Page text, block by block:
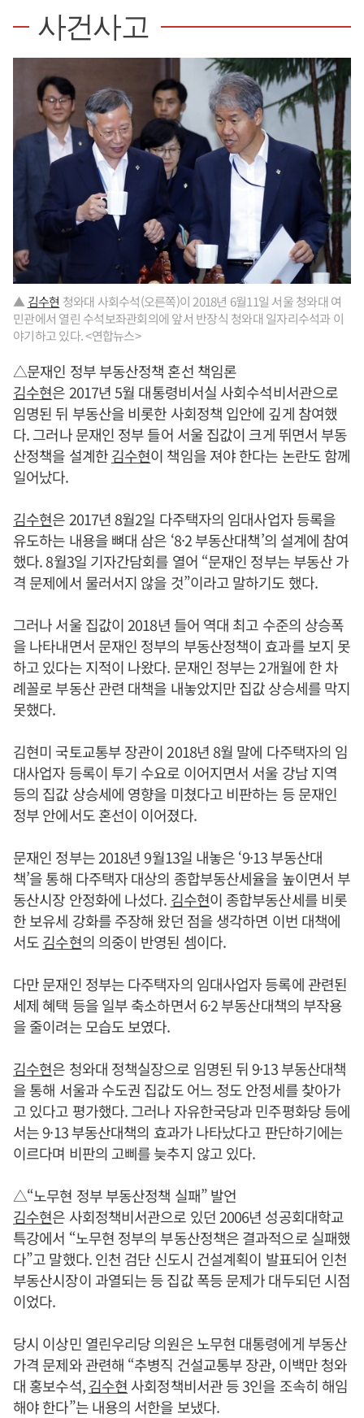
사건사고
▲ 김수현 청와대 사회수석(오른쪽)이 2018년 6월11일 서울 청와대 여
민관에서 열린 수석보좌관회의에 앞서 반장식 청와대 일자리수석과 이
야기하고 있다. <연합뉴스>
△문재인 정부 부동산정책 혼선 책임론
김수현은 2017년 5월 대통령비서실 사회수석비서관으로
임명된 뒤 부동산을 비롯한 사회정책 입안에 깊게 참여했
다. 그러나 문재인 정부 들어 서울 집값이 크게 뛰면서 부동
산정책을 설계한김수현이 책임을 져야 한다는 논란도 함께
일어났다.
김수현은 2017년 8월2일 다주택자의 임대사업자 등록을
유도하는 내용을 뼈대 삼은 ‘8·2 부동산대책’의 설계에 참여
했다. 8월3일 기자간담회를 열어 “문재인 정부는 부동산 가
격 문제에서 물러서지 않을 것”이라고 말하기도 했다.
그러나 서울 집값이 2018년 들어 역대 최고 수준의 상승폭
을 나타내면서 문재인 정부의 부동산정책이 효과를 보지 못
하고 있다는 지적이 나왔다. 문재인 정부는 2개월에 한 차
례꼴로 부동산 관련 대책을 내놓았지만 집값 상승세를 막지
못했다.
김현미 국토교통부 장관이 2018년 8월 말에 다주택자의 임
대사업자 등록이 투기 수요로 이어지면서 서울 강남 지역
등의 집값 상승세에 영향을 미쳤다고 비판하는 등 문재인
정부 안에서도 혼선이 이어졌다.
문재인 정부는 2018년 9월13일 내놓은 ‘9·13 부동산대
책’을 통해 다주택자 대상의 종합부동산세율을 높이면서 부
동산시장 안정화에 나섰다. 김수현이 종합부동산세를 비롯
한 보유세 강화를 주장해 왔던 점을 생각하면 이번 대책에
서도김수현의 의중이 반영된 셈이다.
다만 문재인 정부는 다주택자의 임대사업자 등록에 관련된
세제 혜택 등을 일부 축소하면서 6·2 부동산대책의 부작용
을 줄이려는 모습도 보였다.
김수현은 청와대 정책실장으로 임명된 뒤 9·13 부동산대책
을 통해 서울과 수도권 집값도 어느 정도 안정세를 찾아가
고 있다고 평가했다. 그러나 자유한국당과 민주평화당 등에
서는 9·13 부동산대책의 효과가 나타났다고 판단하기에는
이르다며 비판의 고삐를 늦추지 않고 있다.
△“노무현 정부 부동산정책 실패” 발언
김수현은 사회정책비서관으로 있던 2006년 성공회대학교
특강에서 “노무현 정부의 부동산정책은 결과적으로 실패했
다”고 말했다. 인천 검단 신도시 건설계획이 발표되어 인천
부동산시장이 과열되는 등 집값 폭등 문제가 대두되던 시점
이었다.
당시 이상민 열린우리당 의원은 노무현 대통령에게 부동산
가격 문제와 관련해 “추병직 건설교통부 장관, 이백만 청와
대 홍보수석,김수현 사회정책비서관 등 3인을 조속히 해임
해야 한다”는 내용의 서한을 보냈다.